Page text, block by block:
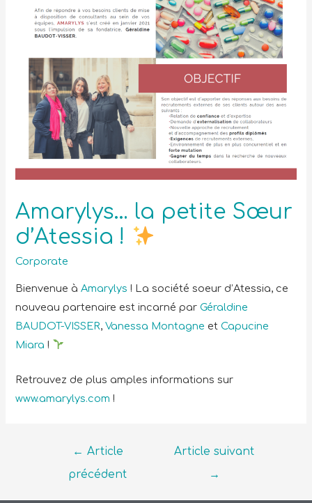
Amarylys… la petite Sœur
d’Atessia !
Corporate
Bienvenue àAmarylys ! La société soeur d’Atessia, ce
nouveau partenaire est incarné parGéraldine
BAUDOT-VISSER,Vanessa Montagne etCapucine
Miara !
Retrouvez de plus amples informations sur
www.amarylys.com !
← Article
précédent
Article suivant
→